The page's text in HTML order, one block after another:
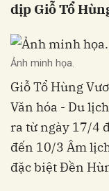
dịp Giỗ Tổ
Ảnh minh họa.
Giỗ Tổ Hùng
Văn hóa - Du
ra từ ngày 17/4
đến 10/3 Âm
đặc biệt Đền